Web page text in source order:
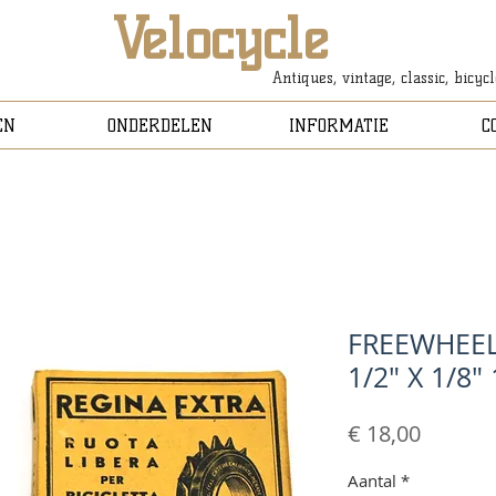
Velocycle
Antiques, vintage, classic,
ONDERDELEN INFORMATIE
1/2" X 1/8"
€ 18,00Prijs
Aantal *